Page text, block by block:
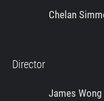
Chelan
Director
James Wong